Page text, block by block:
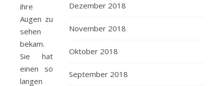
ihre
Augen zu
sehen
bekam.
Sie hat
einen so
langen
Dezember 2018
November 2018
Oktober 2018
September 2018